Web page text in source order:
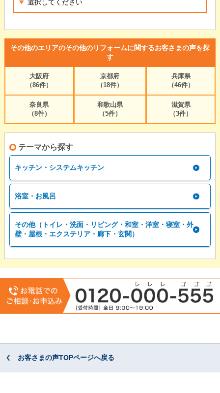
その他のエリアのその他のリフォームに関するお客さまの声を探
す
大阪府
（86件）
京都府
（18件）
兵庫県
（46件）
奈良県
（8件）
和歌山県
（5件）
滋賀県
（3件）
テーマから探す
キッチン・システムキッチン
浴室・お風呂
その他（トイレ・洗面・リビング・和室・洋室・寝室・外
壁・屋根・エクステリア・廊下・玄関）
お客さまの声TOPページへ戻る